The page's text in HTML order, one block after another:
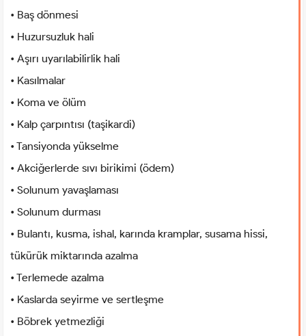
• Baş dönmesi
• Huzursuzluk hali
• Aşırı uyarılabilirlik hali
• Kasılmalar
• Koma ve ölüm
• Kalp çarpıntısı (taşikardi)
• Tansiyonda yükselme
• Akciğerlerde sıvı birikimi (ödem)
• Solunum yavaşlaması
• Solunum durması
• Bulantı, kusma, ishal, karında kramplar, susama hissi,
tükürük miktarında azalma
• Terlemede azalma
• Kaslarda seyirme ve sertleşme
• Böbrek yetmezliği